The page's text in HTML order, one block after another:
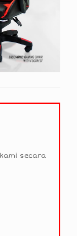
secara